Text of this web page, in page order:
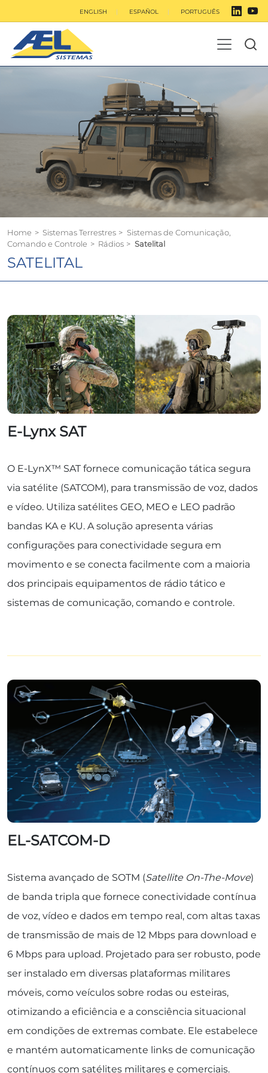
ENGLISH ESPAÑOL PORTUGUÊS
Home > Sistemas Terrestres> Sistemas de Comunicação,
Comando e Controle > Rádios> Satelital
SATELITAL
E-Lynx SAT
O E-LynX™ SAT fornece comunicação tática segura
via satélite (SATCOM), para transmissão de voz, dados
e vídeo. Utiliza satélites GEO, MEO e LEO padrão
bandas KA e KU. A solução apresenta várias
configurações para conectividade segura em
movimento e se conecta facilmente com a maioria
dos principais equipamentos de rádio tático e
sistemas de comunicação, comando e controle.
EL-SATCOM-D
Sistema avançado de SOTM (Satellite On-The-Move)
de banda tripla que fornece conectividade contínua
de voz, vídeo e dados em tempo real, com altas taxas
de transmissão de mais de 12 Mbps para download e
6 Mbps para upload. Projetado para ser robusto, pode
ser instalado em diversas plataformas militares
móveis, como veículos sobre rodas ou esteiras,
otimizando a eficiência e a consciência situacional
em condições de extremas combate. Ele estabelece
e mantém automaticamente links de comunicação
contínuos com satélites militares e comerciais.